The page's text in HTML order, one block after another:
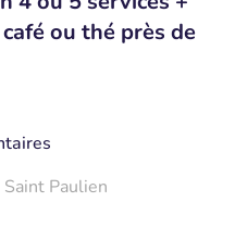
ou thé près de
Paulien